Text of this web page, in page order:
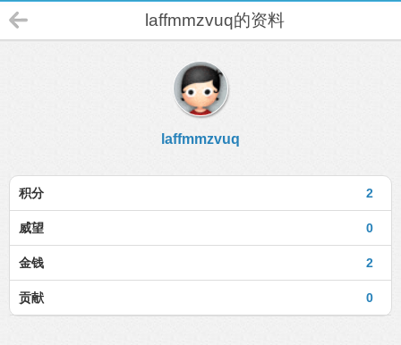
laffmmzvuq的资料
laffmmzvuq
2
积分
0
威望
2
金钱
0
贡献